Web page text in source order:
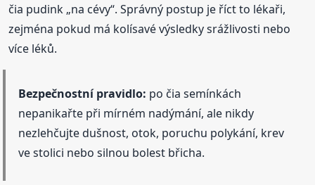
čia pudink „na cévy“. Správný postup je říct to lékaři,
zejména pokud má kolísavé výsledky srážlivosti nebo
více léků.
Bezpečnostní pravidlo: po čia semínkách
nepanikařte při mírném nadýmání, ale nikdy
nezlehčujte dušnost, otok, poruchu polykání, krev
ve stolici nebo silnou bolest břicha.